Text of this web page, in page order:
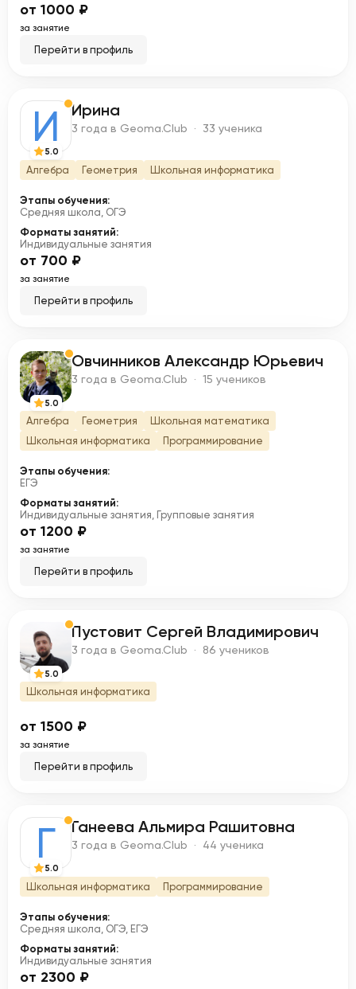
от 1000 ₽
за занятие
Перейти в профиль
И
5.0
Ирина
3 года в Geoma.Club · 33 ученика
Алгебра Геометрия Школьная информатика
Этапы обучения:
Средняя школа, ОГЭ
Форматы занятий:
Индивидуальные занятия
от 700 ₽
за занятие
Перейти в профиль
О
5.0
Овчинников Александр Юрьевич
3 года в Geoma.Club · 15 учеников
Алгебра Геометрия
Школьная математика
Школьная информатика
Программирование
Этапы обучения:
ЕГЭ
Форматы занятий:
Индивидуальные занятия, Групповые занятия
от 1200 ₽
за занятие
Перейти в профиль
П
5.0
Пустовит Сергей Владимирович
3 года в Geoma.Club · 86 учеников
Школьная информатика
от 1500 ₽
за занятие
Перейти в профиль
Г
5.0
Ганеева Альмира Рашитовна
3 года в Geoma.Club · 44 ученика
Школьная информатика Программирование
Этапы обучения:
Средняя школа, ОГЭ, ЕГЭ
Форматы занятий:
Индивидуальные занятия
от 2300 ₽